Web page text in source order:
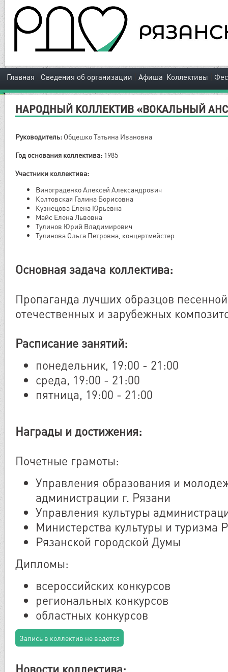
Главная Сведения об организации Афиша Коллективы
НАРОДНЫЙ КОЛЛЕКТИВ «ВОКАЛЬНЫЙ
Руководитель: Обцешко Татьяна Ивановна
Год основания коллектива: 1985
Участники коллектива:
Винограденко Алексей Александрович
Колтовская Галина Борисовна
Кузнецова Елена Юрьевна
Майс Елена Львовна
Тулинов Юрий Владимирович
Тулинова Ольга Петровна, концертмейстер
Основная задача коллектива:
Пропаганда лучших образцов
отечественных и зарубежных
Расписание занятий:
понедельник, 19:00 - 21:00
среда, 19:00 - 21:00
пятница, 19:00 - 21:00
Награды и достижения:
Почетные грамоты:
Управления образования и
администрации г. Рязани
Управления культуры
Министерства культуры и туризма
Рязанской городской Думы
Дипломы:
всероссийских конкурсов
региональных конкурсов
областных конкурсов
Запись в коллектив не ведется
Новости коллектива: